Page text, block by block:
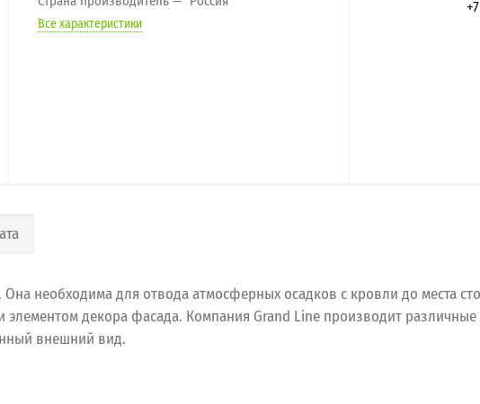
Все характеристики
необходима для отвода атмосферных осадков с кровли до места
декора фасада. Компания Grand Line производит
внешний вид.